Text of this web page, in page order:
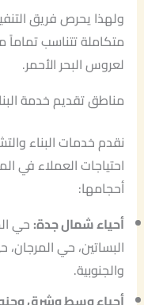
ولهذا يحرص فريق
متكاملة تتناسب تماماً
لعروس البحر الأحمر.
مناطق تقديم خدمة
نقدم خدمات البناء
احتياجات العملاء في
أحجامها:
أحياء شمال جدة: حي
البساتين، حي المرجان،
والجنوبية.